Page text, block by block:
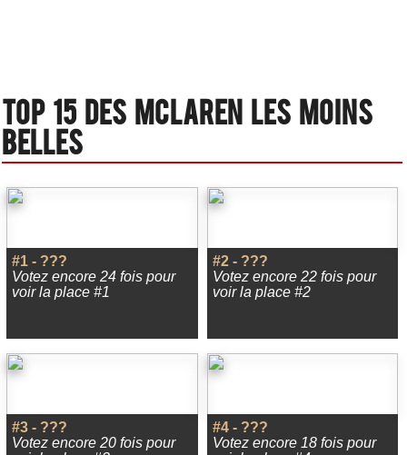
Top 15 des Mclaren les moins
belles
#1 - ???
Votez encore 24 fois pour
voir la place #1
#2 - ???
Votez encore 22 fois pour
voir la place #2
#3 - ???
Votez encore 20 fois pour
#4 - ???
Votez encore 18 fois pour